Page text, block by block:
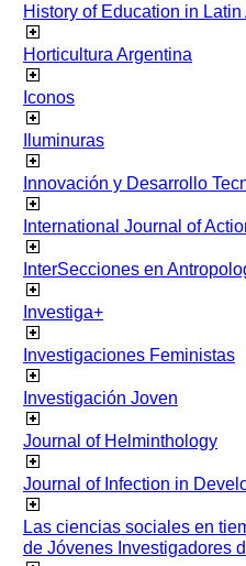
History of Education in Latin
Horticultura Argentina
Iconos
Iluminuras
Innovación y Desarrollo
International Journal of
InterSecciones en
Investiga+
Investigaciones Feministas
Investigación Joven
Journal of Helminthology
Journal of Infection in
Las ciencias sociales en
de Jóvenes Investigadores